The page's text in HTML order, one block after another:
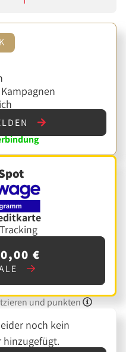
€
und punkten
noch kein
hinzugefügt.